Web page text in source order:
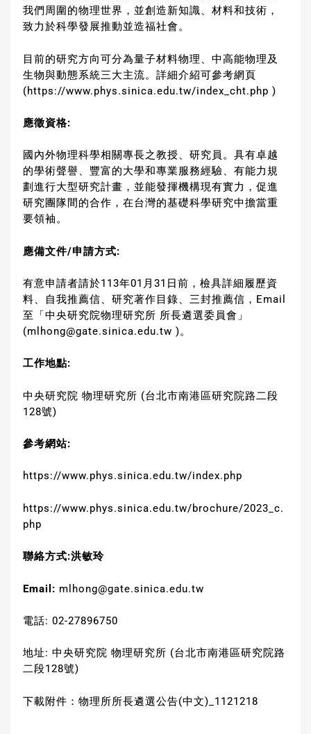
我們周圍的物理世界，並創造新知識、材料和技術，
致力於科學發展推動並造福社會。
目前的研究方向可分為量子材料物理、中高能物理及
生物與動態系統三大主流。詳細介紹可參考網頁
(https://www.phys.sinica.edu.tw/index_cht.php )
應徵資格:
國內外物理科學相關專長之教授、研究員。具有卓越
的學術聲譽、豐富的大學和專業服務經驗、有能力規
劃進行大型研究計畫，並能發揮機構現有實力，促進
研究團隊間的合作，在台灣的基礎科學研究中擔當重
要領袖。
應備文件/申請方式:
有意申請者請於113年01月31日前，檢具詳細履歷資
料、自我推薦信、研究著作目錄、三封推薦信，Email
至「中央研究院物理研究所 所長遴選委員會」
(mlhong@gate.sinica.edu.tw )。
工作地點:
中央研究院 物理研究所 (台北市南港區研究院路二段
128號)
參考網站:
https://www.phys.sinica.edu.tw/index.php
https://www.phys.sinica.edu.tw/brochure/2023_c.
php
聯絡方式:洪敏玲
Email: mlhong@gate.sinica.edu.tw
電話: 02-27896750
地址: 中央研究院 物理研究所 (台北市南港區研究院路
二段128號)
下載附件 ： 物理所所長遴選公告(中文)_1121218